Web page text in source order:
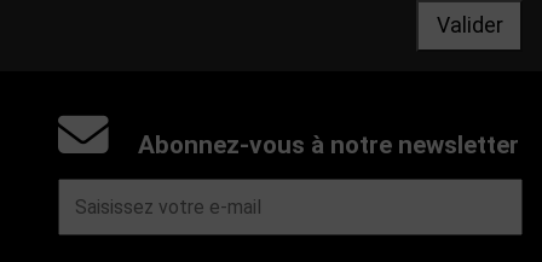
Valider
Abonnez-vous à notre newsletter